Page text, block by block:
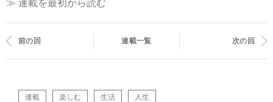
≫ 連載を最初から読む
前の回 連載一覧 次の回
連載 楽しむ 生活 人生